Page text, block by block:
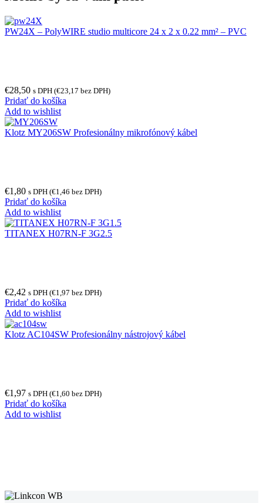
PW24X – PolyWIRE studio multicore 24 x 2 x 0.22 mm² – PVC
€28,50 s DPH (€23,17 bez DPH)
Pridať do košíka
Add to wishlist
Klotz MY206SW Profesionálny mikrofónový kábel
€1,80 s DPH (€1,46 bez DPH)
Pridať do košíka
Add to wishlist
TITANEX H07RN-F 3G2.5
€2,42 s DPH (€1,97 bez DPH)
Pridať do košíka
Add to wishlist
Klotz AC104SW Profesionálny nástrojový kábel
€1,97 s DPH (€1,60 bez DPH)
Pridať do košíka
Add to wishlist